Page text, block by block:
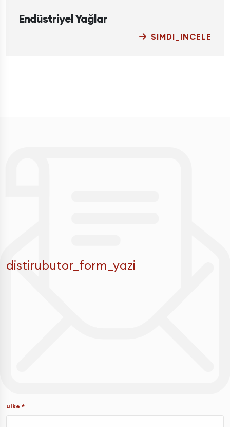
Endüstriyel Yağlar
SIMDI_INCELE
distirubutor_form_yazi
ulke *